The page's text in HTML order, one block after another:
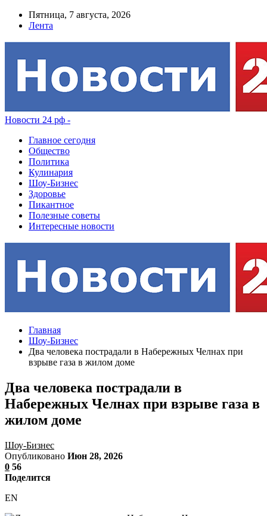
Пятница, 7 августа, 2026
Лента
Новости 24 рф -
Главное сегодня
Общество
Политика
Кулинария
Шоу-Бизнес
Здоровье
Пикантное
Полезные советы
Интересные новости
Главная
Шоу-Бизнес
Два человека пострадали в Набережных Челнах при
взрыве газа в жилом доме
Два человека пострадали в
Набережных Челнах при взрыве газа в
жилом доме
Шоу-Бизнес
Опубликовано Июн 28, 2026
0 56
Поделится
EN